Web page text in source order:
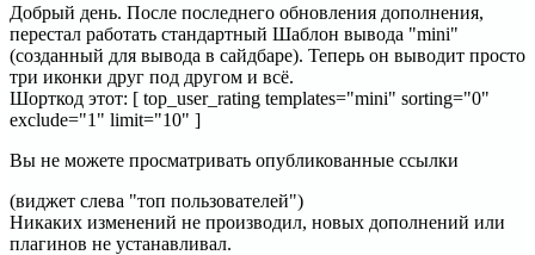
Добрый день. После последнего обновления дополнения,
перестал работать стандартный Шаблон вывода "mini"
(созданный для вывода в сайдбаре). Теперь он выводит просто
три иконки друг под другом и всё.
Шорткод этот: [ top_user_rating templates="mini" sorting="0"
exclude="1" limit="10" ]
Вы не можете просматривать опубликованные ссылки
(виджет слева "топ пользователей")
Никаких изменений не производил, новых дополнений или
плагинов не устанавливал.